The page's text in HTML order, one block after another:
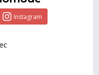
Instagram